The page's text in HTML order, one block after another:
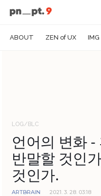
ABOUT ZEN of UX IMG
LOG/BLC
언어의 변화 -
반말할 것인
것인가.
ARTBRAIN 2021. 3. 28. 03:18